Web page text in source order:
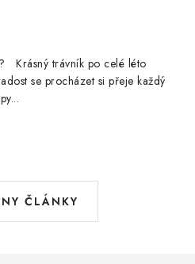
Krásný trávník po celé léto
se procházet si přeje každý
ČLÁNKY